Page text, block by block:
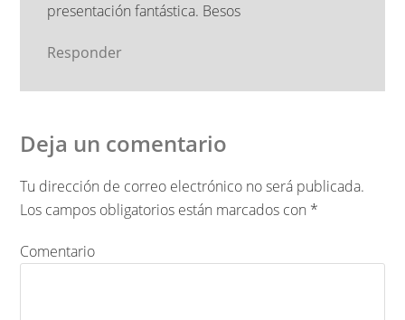
presentación fantástica. Besos
Responder
Deja un comentario
Tu dirección de correo electrónico no será publicada.
Los campos obligatorios están marcados con *
Comentario